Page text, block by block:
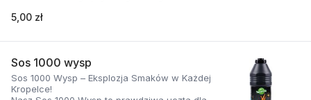
aromatycznych ziół, zachwyca swoją gładką
Dlaczego ten sos jest wyjątkowy?
Naturalnie kremowy: Jogurt grecki nadaje mu
aksamitną teksturę i lekko kwaskowy posmak,
5,00 zł
Sos 1000 wysp
Sos 1000 Wysp – Eksplozja Smaków w Każdej
Kropelce!